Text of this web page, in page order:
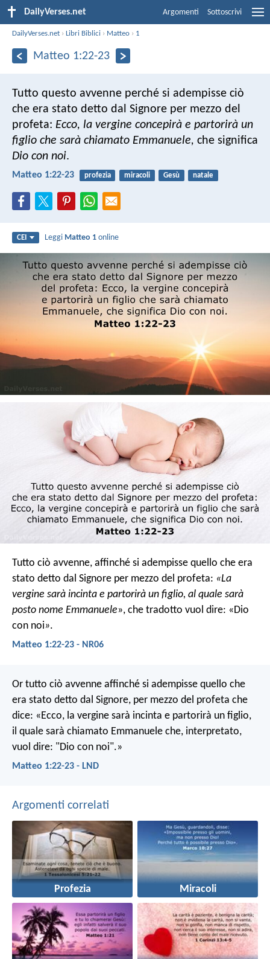
DailyVerses.net Argomenti Sottoscrivi
DailyVerses.net ›Libri Biblici › Matteo › 1
Matteo 1:22-23
Tutto questo avvenne perché si adempisse ciò
che era stato detto dal Signore per mezzo del
profeta: Ecco, la vergine concepirà e partorirà un
figlio che sarà chiamato Emmanuele, che significa
Dio con noi.
Matteo 1:22-23 profezia miracoli Gesù natale
CEI Leggi Matteo 1 online
Tutto ciò avvenne, affinché si adempisse quello che era
stato detto dal Signore per mezzo del profeta: «La
vergine sarà incinta e partorirà un figlio, al quale sarà
posto nome Emmanuele», che tradotto vuol dire: «Dio
con noi».
Matteo 1:22-23 - NR06
Or tutto ciò avvenne affinché si adempisse quello che
era stato detto dal Signore, per mezzo del profeta che
dice: «Ecco, la vergine sarà incinta e partorirà un figlio,
il quale sarà chiamato Emmanuele che, interpretato,
vuol dire: "Dio con noi".»
Matteo 1:22-23 - LND
Argomenti correlati
Profezia Miracoli